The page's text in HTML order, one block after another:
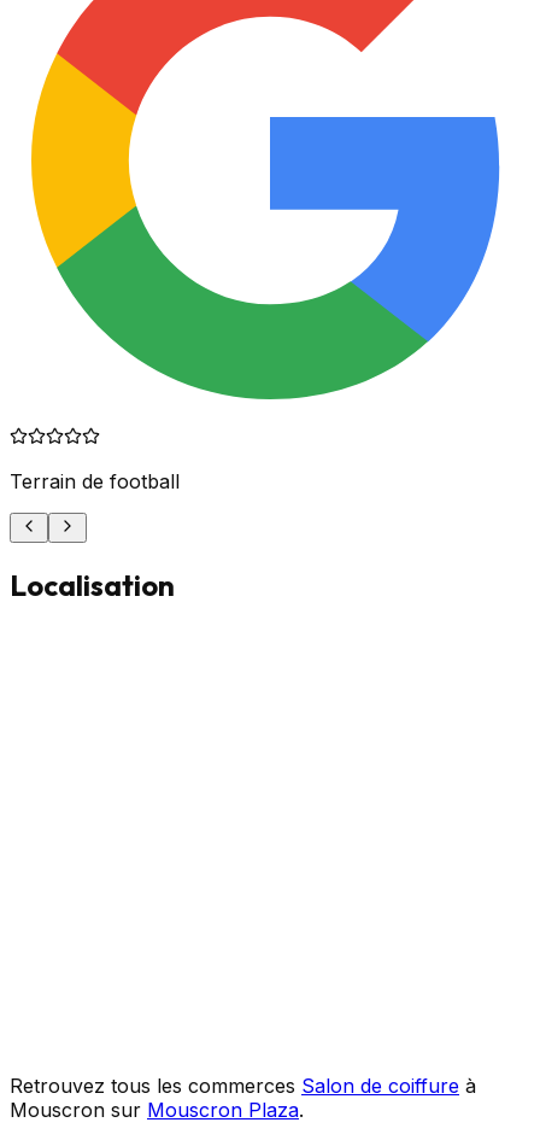
Terrain de football
Localisation
Retrouvez tous les commerces Salon de coiffure à
Mouscron sur Mouscron Plaza.